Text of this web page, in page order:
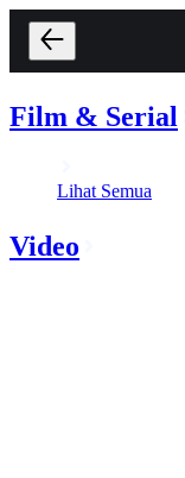
Film & Serial
Lihat Semua
Video